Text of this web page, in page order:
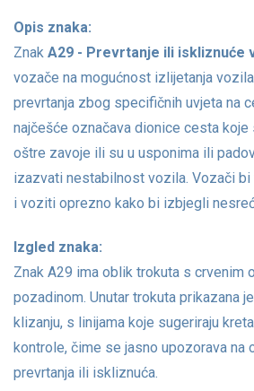
Opis znaka:
Znak A29 - Prevrtanje ili iskliznuće
vozače na mogućnost izlijetanja
prevrtanja zbog specifičnih uvjeta na
najčešće označava dionice cesta koje
oštre zavoje ili su u usponima ili
izazvati nestabilnost vozila. Vozači
i voziti oprezno kako bi izbjegli
Izgled znaka:
Znak A29 ima oblik trokuta s crvenim
pozadinom. Unutar trokuta prikazana
klizanju, s linijama koje sugeriraju
kontrole, čime se jasno upozorava na
prevrtanja ili iskliznuća.